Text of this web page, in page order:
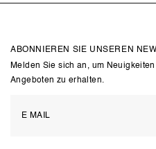
ABONNIEREN SIE UNSEREN
Melden Sie sich an, um
Angeboten zu erhalten.